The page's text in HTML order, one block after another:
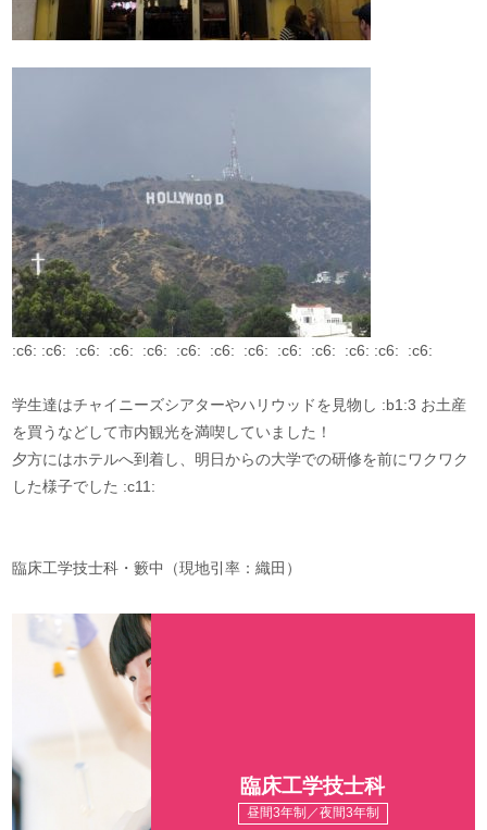
:c6: :c6: :c6: :c6: :c6: :c6: :c6: :c6: :c6: :c6: :c6: :c6: :c6:
学生達はチャイニーズシアターやハリウッドを見物し :b1:3 お土産
を買うなどして市内観光を満喫していました！
夕方にはホテルへ到着し、明日からの大学での研修を前にワクワク
した様子でした :c11:
臨床工学技士科・籔中（現地引率：織田）
臨床工学技士科
昼間3年制／夜間3年制